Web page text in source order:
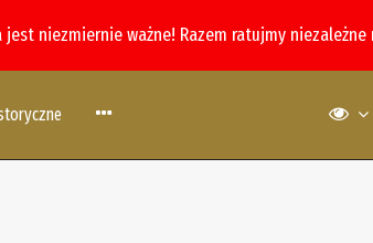
niezmiernie ważne! Razem ratujmy